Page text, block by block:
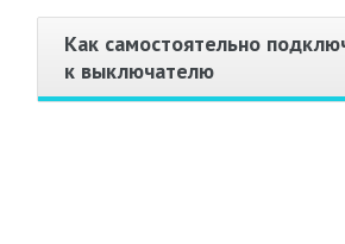
Как самостоятельно
к выключателю